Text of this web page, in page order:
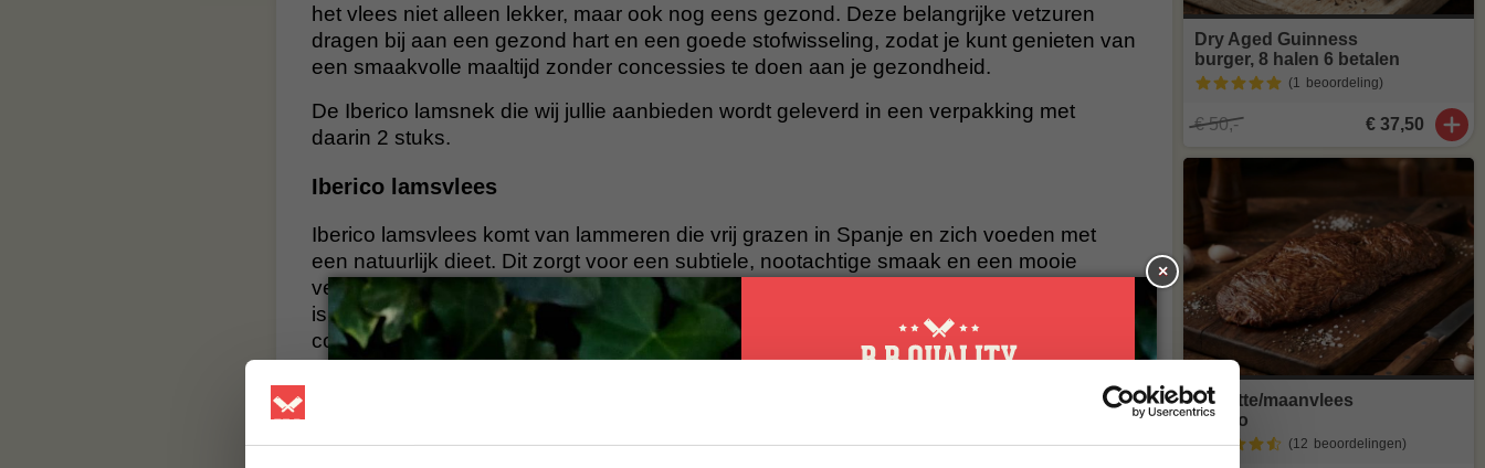
het vlees niet alleen lekker, maar ook nog eens gezond. Deze belangrijke vetzuren
dragen bij aan een gezond hart en een goede stofwisseling, zodat je kunt genieten van
een smaakvolle maaltijd zonder concessies te doen aan je gezondheid.
De Iberico lamsnek die wij jullie aanbieden wordt geleverd in een verpakking met
daarin 2 stuks.
Iberico lamsvlees
Iberico lamsvlees komt van lammeren die vrij grazen in Spanje en zich voeden met
een natuurlijk dieet. Dit zorgt voor een subtiele, nootachtige smaak en een mooie
vetdooradering, vergelijkbaar met het bekende Iberico varkensvlees. De lamsschouder
is sappig, vol van smaak en perfect voor langzame bereidingen zoals stoven of slow-
cooking op de BBQ. Dankzij de hoge kwaliteit en unieke smaak is dit een bijzonder
stuk vlees voor echte liefhebbers.
Dry Aged Guinness
burger, 8 halen 6 betalen
(1 beoordeling)
€ 50,- € 37,50
Bavette/maanvlees
Tierno
(12 beoordelingen)
×
10% korting op je